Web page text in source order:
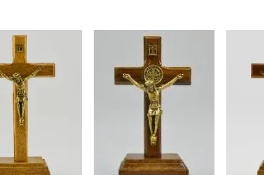
-25%
€90.00
€9.90
€2.50
€5.00